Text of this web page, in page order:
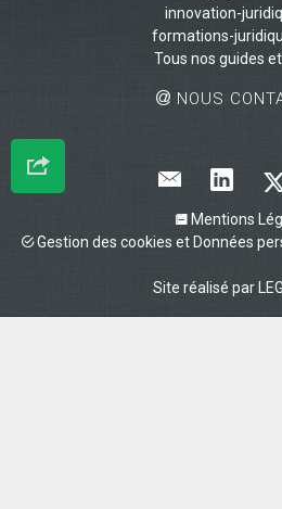
innovation-
formations-
Tous nos guides
NOUS
Mentions
Gestion des cookies et Données
Site réalisé par